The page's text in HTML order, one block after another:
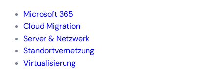
Microsoft 365
Cloud Migration
Server & Netzwerk
Standortvernetzung
Virtualisierung